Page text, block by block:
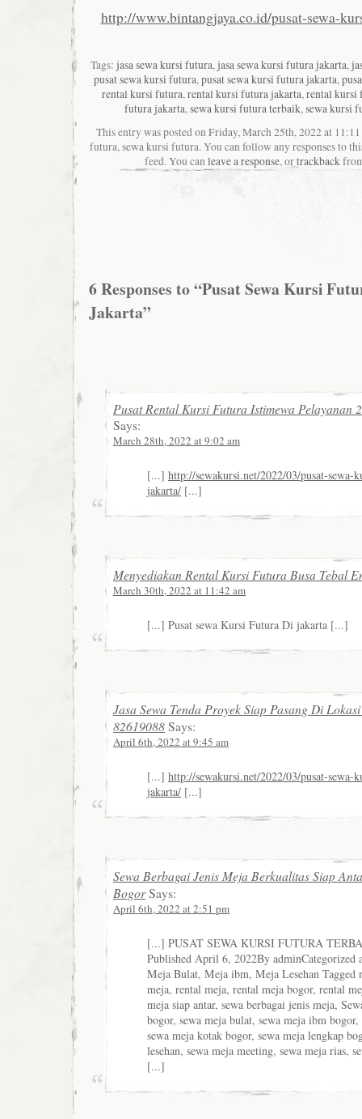
http://www.bintangjaya.co.id/pusat-sewa-
Tags: jasa sewa kursi futura,jasa sewa kursi futura jakarta,
pusat sewa kursi futura,pusat sewa kursi futura jakarta,
rental kursi futura,rental kursi futura jakarta,rental kursi
futura jakarta,sewa kursi futura terbaik,sewa kursi
This entry was posted on Friday, March 25th, 2022 at
futura, sewa kursi futura. You can follow any responses to
feed. You canleave a response, ortrackback
6 Responses to “Pusat Sewa Kursi
Jakarta”
Pusat Rental Kursi Futura Istimewa Pelayanan
Says:
March 28th, 2022 at 9:02 am
[...] http://sewakursi.net/2022/03/pusat-sewa-
jakarta/ [...]
Menyediakan Rental Kursi Futura Busa Tebal
March 30th, 2022 at 11:42 am
[...] Pusat sewa Kursi Futura Di jakarta [...]
Jasa Sewa Tenda Proyek Siap Pasang Di
82619088 Says:
April 6th, 2022 at 9:45 am
[...] http://sewakursi.net/2022/03/pusat-sewa-
jakarta/ [...]
Sewa Berbagai Jenis Meja Berkualitas Siap
BogorSays:
April 6th, 2022 at 2:51 pm
[...] PUSAT SEWA KURSI FUTURA
Published April 6, 2022By adminCategorized
Meja Bulat, Meja ibm, Meja Lesehan Tagged
meja, rental meja, rental meja bogor, rental
meja siap antar, sewa berbagai jenis meja,
bogor, sewa meja bulat, sewa meja ibm
sewa meja kotak bogor, sewa meja lengkap
lesehan, sewa meja meeting, sewa meja rias,
[...]